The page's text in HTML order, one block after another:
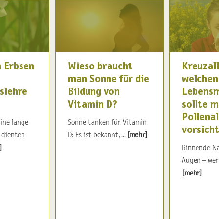
Erbsen
lange
dienten
Wieso braucht
man Sonne für die
Bildung von
Vitamin D?
Sonne tanken für Vitamin
D: Es ist bekannt, ... [mehr]
welchen
sollte
Rinnende
Augen –
[mehr]